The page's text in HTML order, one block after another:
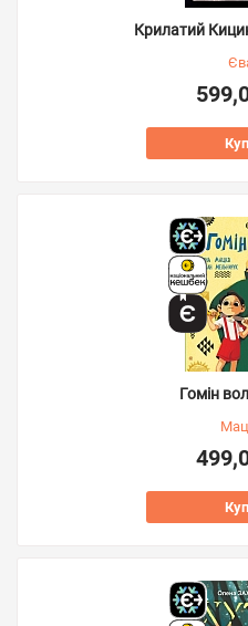
Крилатий
Гомін